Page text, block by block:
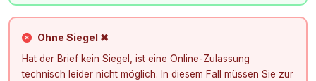
Ohne Siegel ✖
Hat der Brief kein Siegel, ist eine Online-Zulassung
technisch leider nicht möglich. In diesem Fall müssen Sie zur